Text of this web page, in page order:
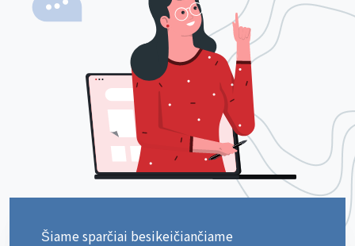
Šiame sparčiai besikeičiančiame